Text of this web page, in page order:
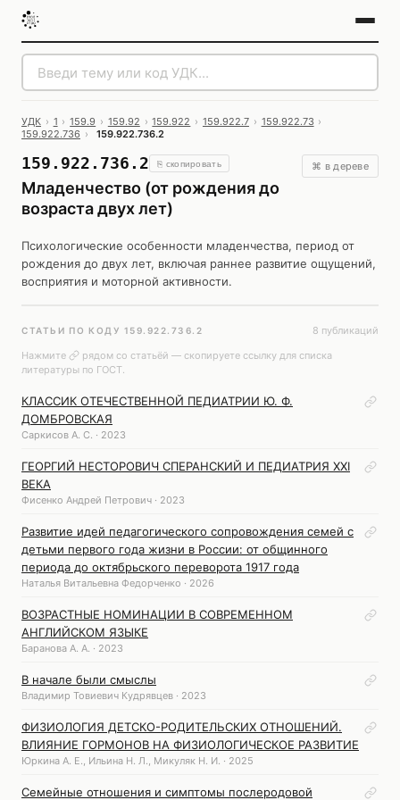
УДК › 1 › 159.9 › 159.92 › 159.922 › 159.922.7 › 159.922.73 ›
159.922.736 › 159.922.736.2
159.922.736.2 ⎘ скопировать
Младенчество (от рождения до
возраста двух лет)
⌘ в дереве
Психологические особенности младенчества, период от
рождения до двух лет, включая раннее развитие ощущений,
восприятия и моторной активности.
СТАТЬИ ПО КОДУ 159.922.736.2
8 публикаций
Нажмите
рядом со статьёй — скопируете ссылку для списка
литературы по ГОСТ.
КЛАССИК ОТЕЧЕСТВЕННОЙ ПЕДИАТРИИ Ю. Ф.
ДОМБРОВСКАЯ
Саркисов А. С. · 2023
ГЕОРГИЙ НЕСТОРОВИЧ СПЕРАНСКИЙ И ПЕДИАТРИЯ XXI
ВЕКА
Фисенко Андрей Петрович · 2023
Развитие идей педагогического сопровождения семей с
детьми первого года жизни в России: от общинного
периода до октябрьского переворота 1917 года
Наталья Витальевна Федорченко · 2026
ВОЗРАСТНЫЕ НОМИНАЦИИ В СОВРЕМЕННОМ
АНГЛИЙСКОМ ЯЗЫКЕ
Баранова А. А. · 2023
В начале были смыслы
Владимир Товиевич Кудрявцев · 2023
ФИЗИОЛОГИЯ ДЕТСКО-РОДИТЕЛЬСКИХ ОТНОШЕНИЙ.
ВЛИЯНИЕ ГОРМОНОВ НА ФИЗИОЛОГИЧЕСКОЕ РАЗВИТИЕ
Юркина А. Е., Ильина Н. Л., Микуляк Н. И. · 2025
Семейные отношения и симптомы послеродовой